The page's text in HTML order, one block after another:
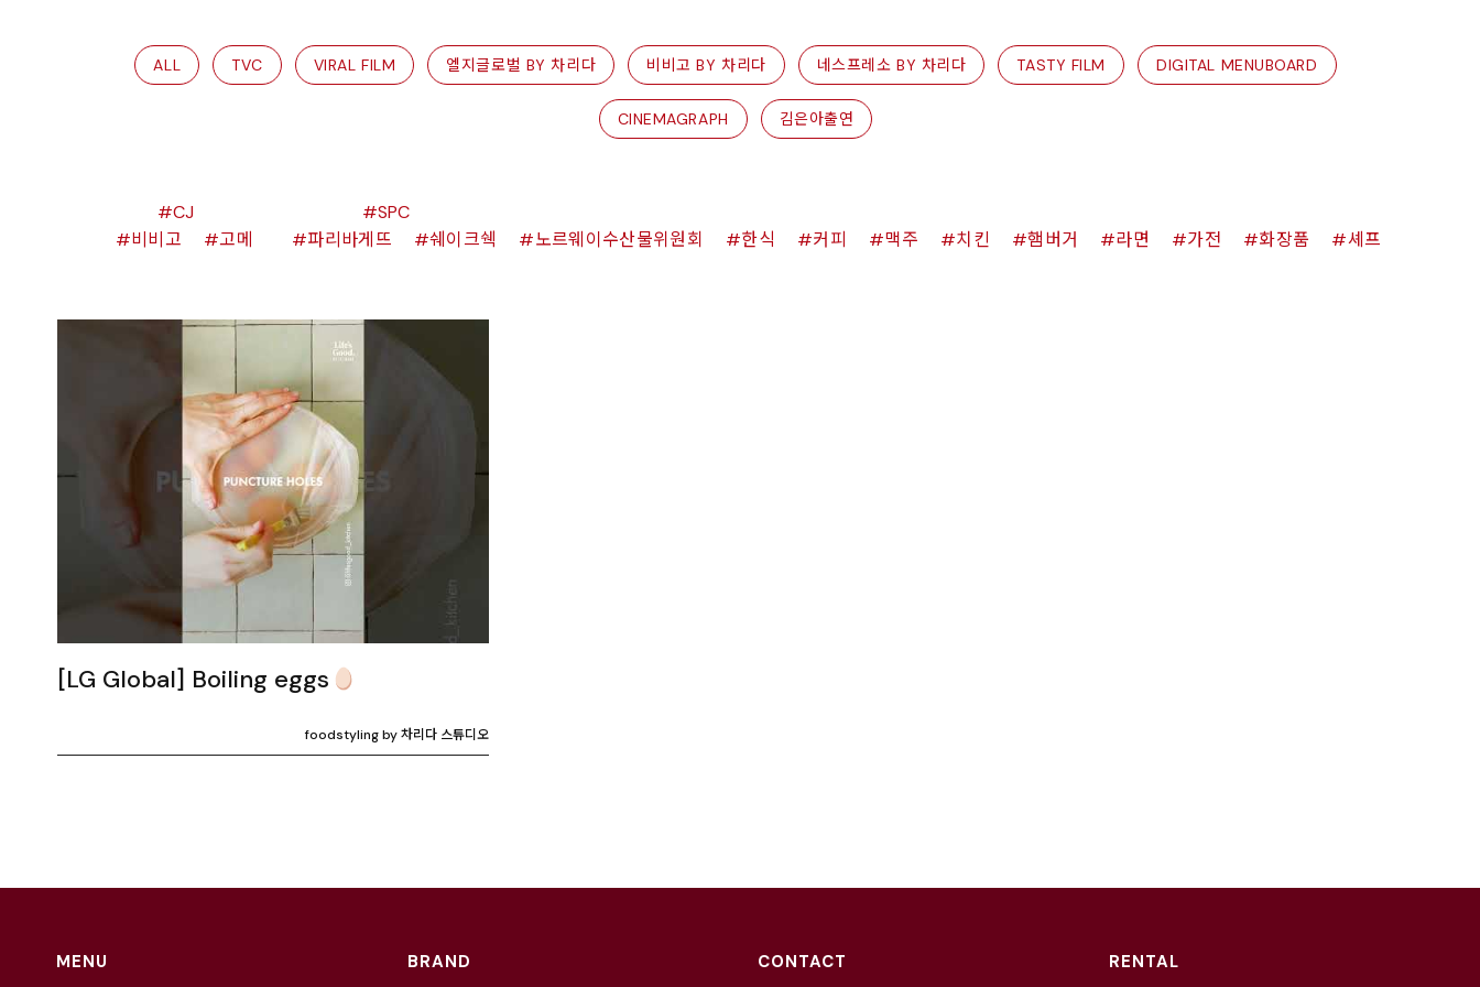
ALL TVC VIRAL FILM 엘지글로벌 BY 차리다 비비고 BY 차리다 네스프레소 BY 차리다 TASTY FILM DIGITAL MENUBOARD
CINEMAGRAPH 김은아출연
CJ
비비고
고메
SPC
파리바게뜨
쉐이크쉑 노르웨이수산물위원회 한식 커피 맥주 치킨 햄버거 라면 가전 화장품 셰프
[LG Global] Boiling eggs
foodstyling by 차리다 스튜디오
MENU BRAND CONTACT RENTAL